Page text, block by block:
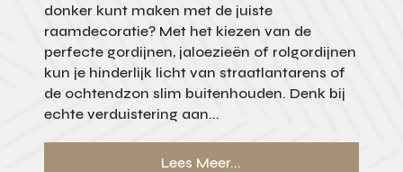
donker kunt maken met de juiste
raamdecoratie? Met het kiezen van de
perfecte gordijnen, jaloezieën of rolgordijnen
kun je hinderlijk licht van straatlantarens of
de ochtendzon slim buitenhouden. Denk bij
echte verduistering aan...
Lees Meer...